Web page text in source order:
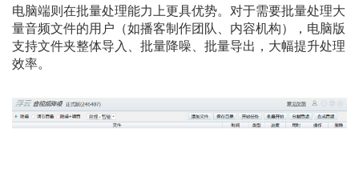
电脑端则在批量处理能力上更具优势。对于需要批量处理大
量音频文件的用户（如播客制作团队、内容机构），电脑版
支持文件夹整体导入、批量降噪、批量导出，大幅提升处理
效率。